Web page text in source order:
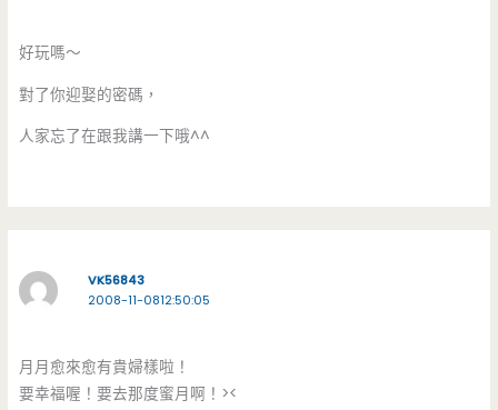
好玩嗎～
對了你迎娶的密碼，
人家忘了在跟我講一下哦^^
VK56843
2008-11-0812:50:05
月月愈來愈有貴婦樣啦！
要幸福喔！要去那度蜜月啊！><